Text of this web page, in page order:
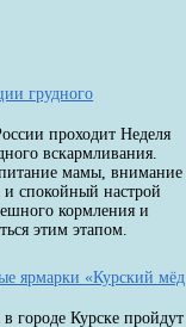
грудного
проходит Неделя
вскармливания.
мамы, внимание
спокойный настрой
кормления и
этим этапом.
ярмарки «Курский мёд
в городе Курске пройдут